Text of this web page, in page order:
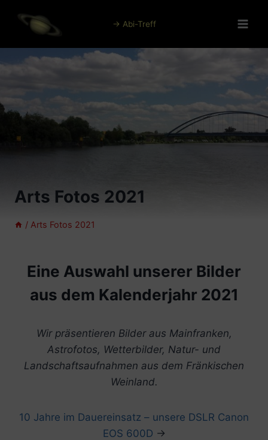
Inhalt
→ Abi-Treff
Arts Fotos 2021
/ Arts Fotos 2021
Eine Auswahl unserer Bilder
aus dem Kalenderjahr 2021
Wir präsentieren Bilder aus Mainfranken,
Astrofotos, Wetterbilder, Natur- und
Landschaftsaufnahmen aus dem Fränkischen
Weinland.
10 Jahre im Dauereinsatz – unsere DSLR Canon
EOS 600D →